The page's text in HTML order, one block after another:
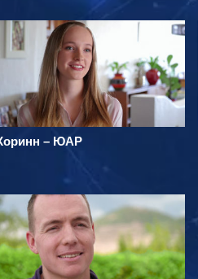
– ЮАР